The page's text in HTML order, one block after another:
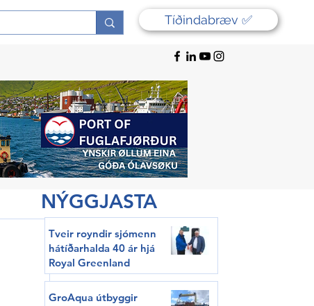
Tíðindabræv ✅
NÝGGJASTA
Tveir royndir sjómenn
hátíðarhalda 40 ár hjá
Royal Greenland
GroAqua útbyggir